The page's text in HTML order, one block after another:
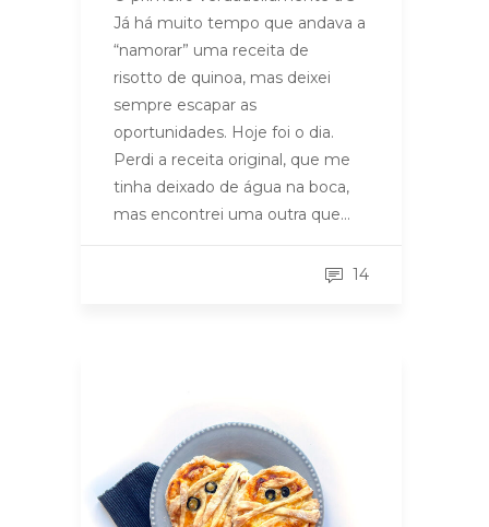
Já há muito tempo que andava a
“namorar” uma receita de
risotto de quinoa, mas deixei
sempre escapar as
oportunidades. Hoje foi o dia.
Perdi a receita original, que me
tinha deixado de água na boca,
mas encontrei uma outra que…
14